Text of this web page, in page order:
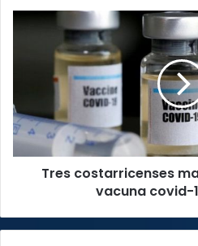
costarricenses
manifestarn
vacuna
covid-
19
de
Tres costarricenses
vacuna covid-